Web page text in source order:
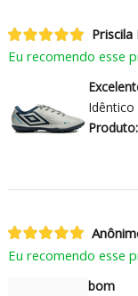
Priscila
Eu recomendo esse
Produto:
Eu recomendo esse
bom